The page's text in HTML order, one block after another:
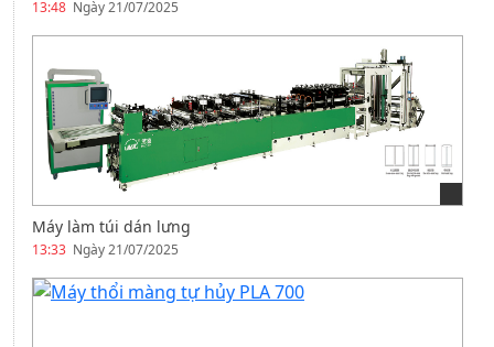
13:48 Ngày 21/07/2025
Máy làm túi dán lưng
13:33 Ngày 21/07/2025